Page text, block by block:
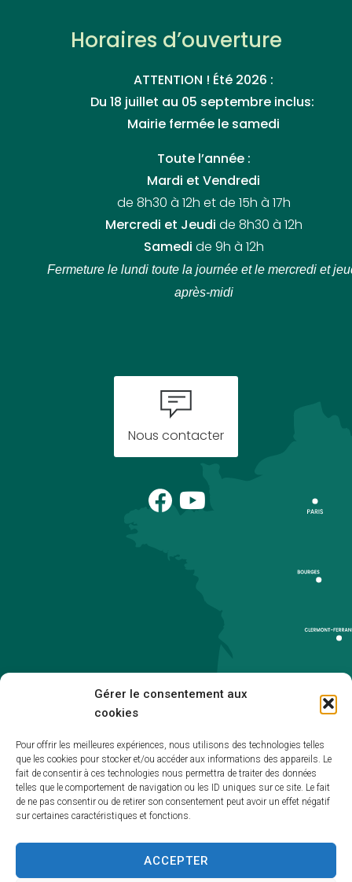
Gérer le consentement aux
cookies
Pour offrir les meilleures expériences, nous utilisons des technologies telles
que les cookies pour stocker et/ou accéder aux informations des appareils. Le
fait de consentir à ces technologies nous permettra de traiter des données
telles que le comportement de navigation ou les ID uniques sur ce site. Le fait
de ne pas consentir ou de retirer son consentement peut avoir un effet négatif
sur certaines caractéristiques et fonctions.
ACCEPTER
Horaires d’ouverture
ATTENTION ! Été 2026 :
Du 18 juillet au 05 septembre inclus:
Mairie fermée le samedi
Toute l’année :
Mardi et Vendredi
de 8h30 à 12h et de 15h à 17h
Mercredi et Jeudi de 8h30 à 12h
Samedi de 9h à 12h
Fermeture le lundi toute la journée et le mercredi et
après-midi
Nous contacter
Accessibilité